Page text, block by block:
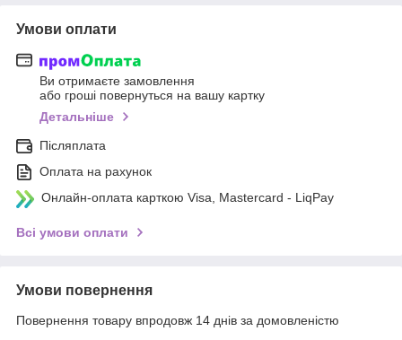
Умови оплати
Ви отримаєте замовлення
або гроші повернуться на вашу картку
Детальніше
Післяплата
Оплата на рахунок
Онлайн-оплата карткою Visa, Mastercard - LiqPay
Всі умови оплати
Умови повернення
Повернення товару впродовж 14 днів за домовленістю